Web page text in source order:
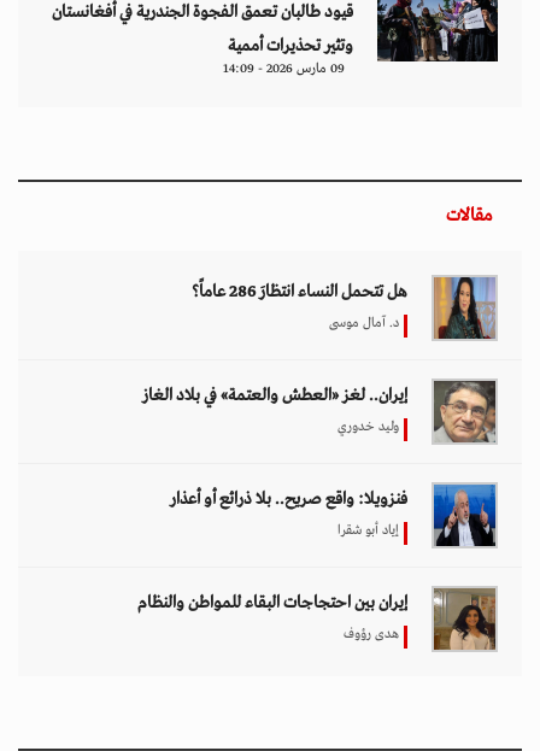
قيود طالبان تعمق الفجوة الجندرية في أفغانستان
وتثير تحذيرات أممية
09 مارس 2026 - 14:09
مقالات
هل تتحمل النساء انتظارَ 286 عاماً؟
د. آمال موسى
إيران.. لغز «العطش والعتمة» في بلاد الغاز
وليد خدوري
فنزويلا: واقع صريح.. بلا ذرائع أو أعذار
إياد أبو شقرا
إيران بين احتجاجات البقاء للمواطن والنظام
هدى رؤوف